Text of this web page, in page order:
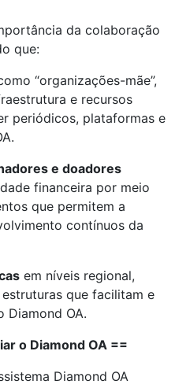
da colaboração
que:
“organizações-mãe”,
e recursos
periódicos, plataformas e
e doadores
financeira por meio
que permitem a
contínuos da
em níveis regional,
que facilitam e
Diamond OA.
o Diamond OA ==
Diamond OA